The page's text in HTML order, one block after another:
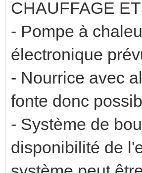
CHAUFFAGE
- Pompe à
électronique
- Nourrice avec
fonte donc
- Système de
disponibilité de